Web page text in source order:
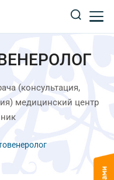
(консультация,
медицинский центр